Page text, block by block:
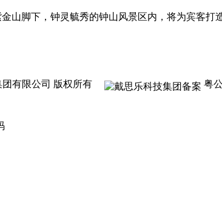
山脚下，钟灵毓秀的钟山风景区内，将为宾客打
团有限公司 版权所有 粤